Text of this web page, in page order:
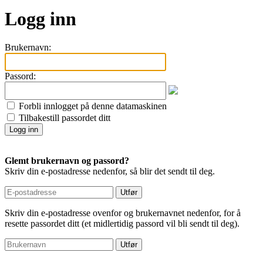
Logg inn
Brukernavn:
Passord:
Forbli innlogget på denne datamaskinen
Tilbakestill passordet ditt
Glemt brukernavn og passord?
Skriv din e-postadresse nedenfor, så blir det sendt til deg.
Skriv din e-postadresse ovenfor og brukernavnet nedenfor, for å
resette passordet ditt (et midlertidig passord vil bli sendt til deg).